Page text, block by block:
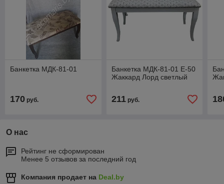
Банкетка МДК-81-01
170 руб.
Банкетка МДК-81-01 Е-50
Жаккард Лорд светлый
211руб.
О нас
Рейтинг не сформирован
Менее 5 отзывов за последний год
Компания продает на Deal.by